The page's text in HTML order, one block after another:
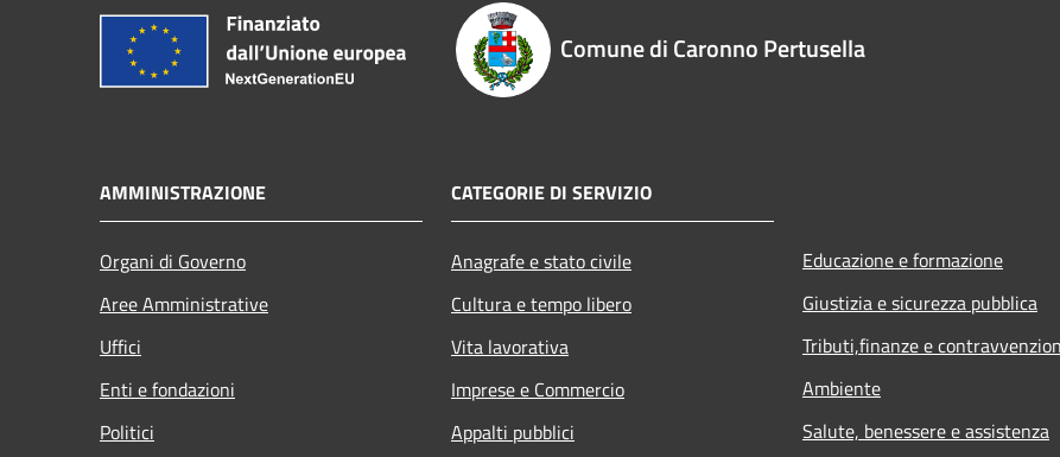
Comune di Caronno Pertusella
AMMINISTRAZIONE
Organi di Governo
Aree Amministrative
Uffici
Enti e fondazioni
Politici
CATEGORIE DI SERVIZIO
Anagrafe e stato civile
Cultura e tempo libero
Vita lavorativa
Imprese e Commercio
Appalti pubblici
Educazione e formazione
Giustizia e sicurezza pubblica
Tributi,finanze e
Ambiente
Salute, benessere e assistenza